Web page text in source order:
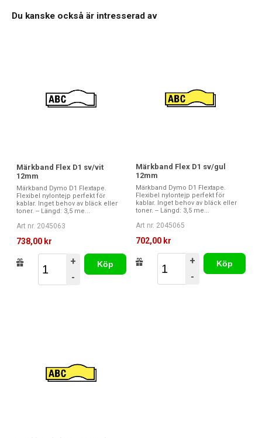
Du kanske också är intresserad av
Märkband Flex D1 sv/vit
12mm
Märkband Dymo D1 Flextape.
Flexibel nylontejp perfekt för
kablar. Inget behov av bläck eller
toner. -- Längd: 3,5 me...
Art nr. 2045063
738,00 kr
+
-
Köp
Märkband Flex D1 sv/gul
12mm
Märkband Dymo D1 Flextape.
Flexibel nylontejp perfekt för
kablar. Inget behov av bläck eller
toner. -- Längd: 3,5 me...
Art nr. 2045065
702,00 kr
+
-
Köp